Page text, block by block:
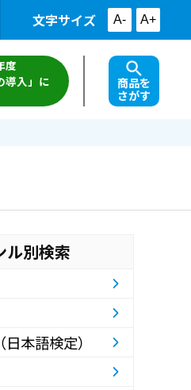
文字サイズ A- A+
度
導入」に
商品を
さがす
ル別検索
本語検定）